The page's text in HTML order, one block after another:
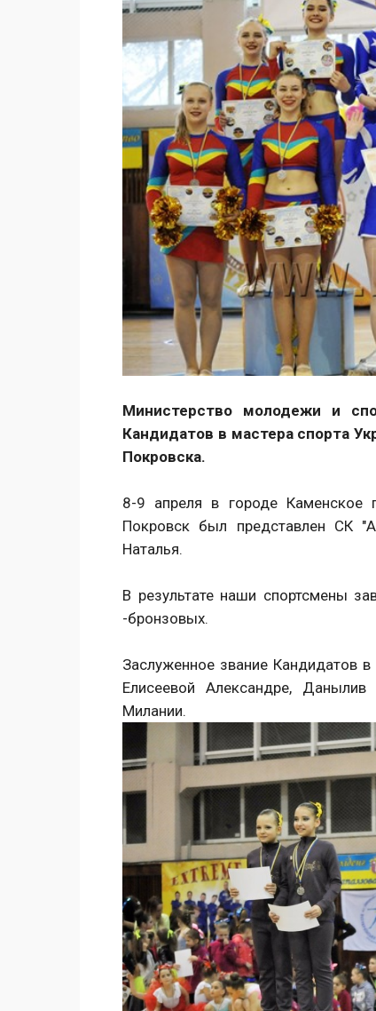
Министерство молодежи и
Кандидатов в мастера спорта
Покровска.
8-9 апреля в городе Каменское
Покровск был представлен СК
Наталья.
В результате наши спортсмены
-бронзовых.
Заслуженное звание Кандидатов
Елисеевой Александре,
Милании.